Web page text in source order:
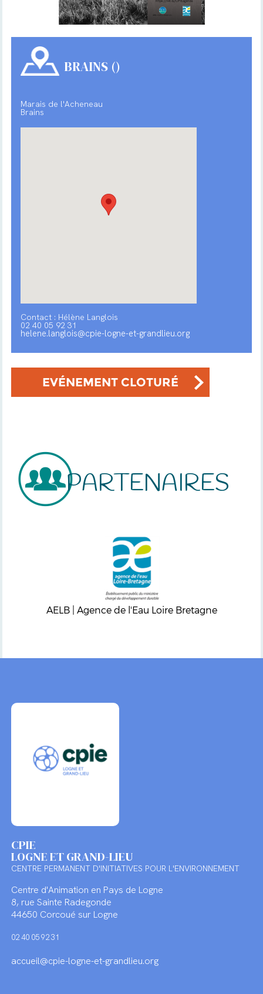
BRAINS ()
Marais de l'Acheneau
Brains
Contact : Hélène Langlois
02 40 05 92 31
helene.langlois@cpie-logne-et-grandlieu.org
EVÉNEMENT CLOTURÉ
PARTENAIRES
AELB | Agence de l'Eau Loire Bretagne
CPIE
LOGNE ET GRAND-LIEU
CENTRE PERMANENT D'INITIATIVES POUR L'ENVIRONNEMENT
Centre d'Animation en Pays de Logne
8, rue Sainte Radegonde
44650 Corcoué sur Logne
02 40 05 92 31
accueil@cpie-logne-et-grandlieu.org